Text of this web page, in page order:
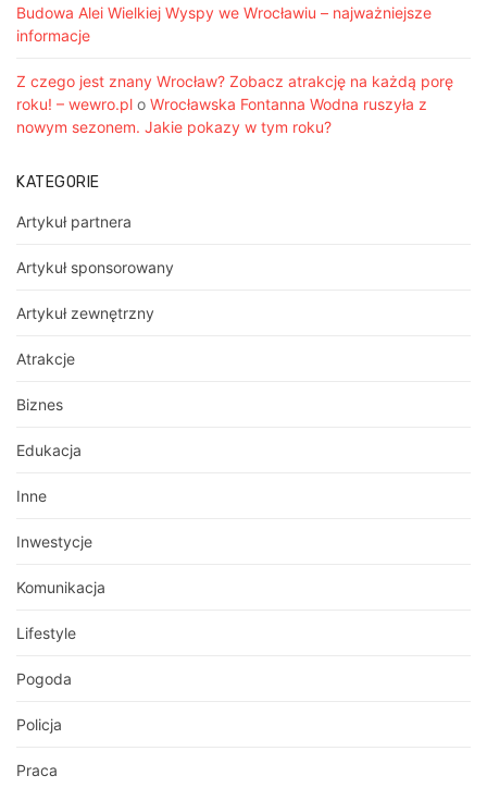
Budowa Alei Wielkiej Wyspy we Wrocławiu – najważniejsze
informacje
Z czego jest znany Wrocław? Zobacz atrakcję na każdą porę
roku! – wewro.pl o Wrocławska Fontanna Wodna ruszyła z
nowym sezonem. Jakie pokazy w tym roku?
KATEGORIE
Artykuł partnera
Artykuł sponsorowany
Artykuł zewnętrzny
Atrakcje
Biznes
Edukacja
Inne
Inwestycje
Komunikacja
Lifestyle
Pogoda
Policja
Praca